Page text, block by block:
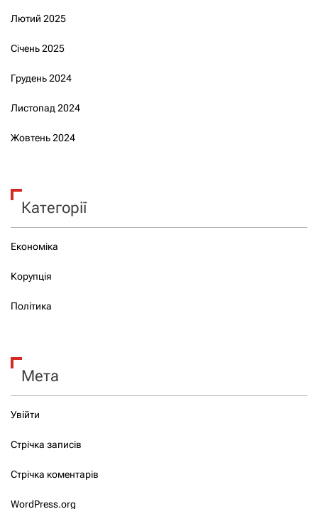
Лютий 2025
Січень 2025
Грудень 2024
Листопад 2024
Жовтень 2024
Категорії
Економіка
Корупція
Політика
Мета
Увійти
Стрічка записів
Стрічка коментарів
WordPress.org